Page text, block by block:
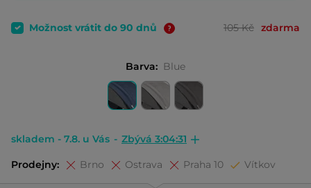
Možnost vrátit do 90 dnů 105 Kč zdarma
Barva: Blue
skladem - 7.8. u Vás - Zbývá 3:04:30
Prodejny: Brno Ostrava Praha 10 Vítkov